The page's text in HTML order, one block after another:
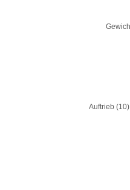
Auftrieb (10)